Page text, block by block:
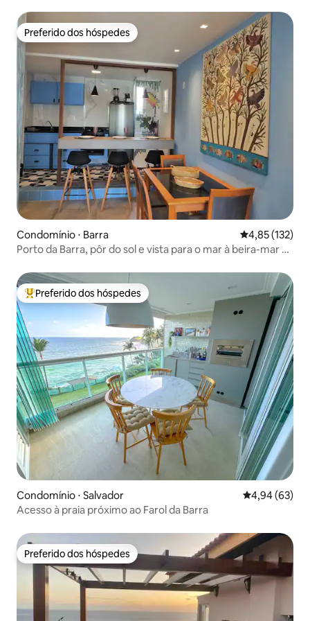
Preferido dos hóspedes
Preferido dos hóspedes
Condomínio ⋅ Barra 4,85 de uma
4,85 (132)
Porto da Barra, pôr do sol e vista para o mar à beira-mar 3
Entre os melhores preferidos dos hóspedes
Preferido dos hóspedes
Condomínio ⋅ Salvador 4,94 de uma
4,94 (63)
Acesso à praia próximo ao Farol da Barra
Preferido dos hóspedes
Preferido dos hóspedes